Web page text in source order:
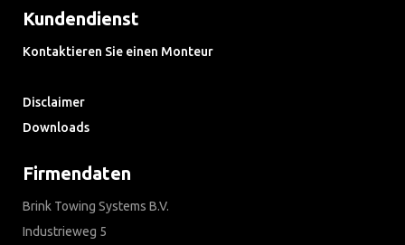
Kundendienst
Kontaktieren Sie einen Monteur
Disclaimer
Downloads
Firmendaten
Brink Towing Systems B.V.
Industrieweg 5